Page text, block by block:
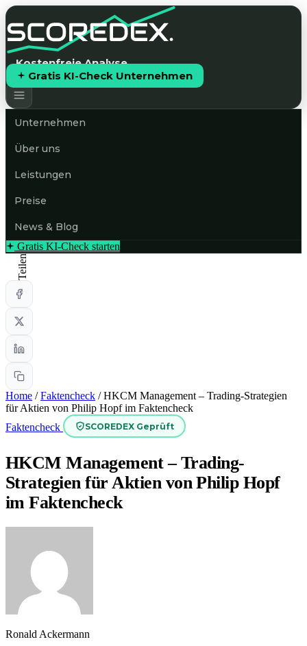
Kostenfreie Analyse
Gratis KI-Check Unternehmen
Unternehmen
Über uns
Leistungen
Preise
News & Blog
Gratis KI-Check starten
Teilen
Home / Faktencheck / HKCM Management – Trading-Strategien
für Aktien von Philip Hopf im Faktencheck
Faktencheck
SCOREDEX Geprüft
HKCM Management – Trading-
Strategien für Aktien von Philip Hopf
im Faktencheck
Ronald Ackermann